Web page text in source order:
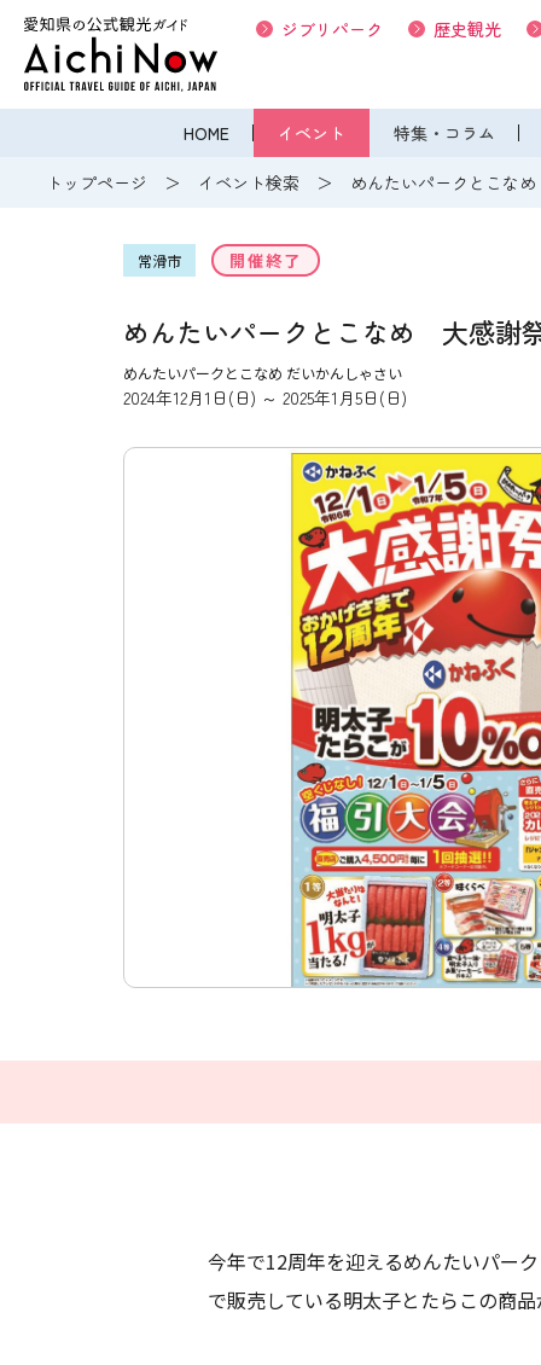
HOME イベント 特集・コラム
ジブリパーク 歴史観光
トップページ イベント検索 めんたいパークとこな
常滑市 開催終了
めんたいパークとこなめ 大感謝
めんたいパークとこなめ だいかんしゃさい
2024年12月1日(日) ～ 2025年1月5日(日)
今年で12周年を迎えるめんたいパー
で販売している明太子とたらこの商